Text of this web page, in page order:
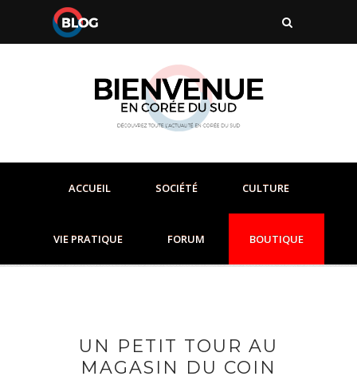
ACCUEIL SOCIÉTÉ CULTURE
VIE PRATIQUE FORUM BOUTIQUE
UN PETIT TOUR AU
MAGASIN DU COIN